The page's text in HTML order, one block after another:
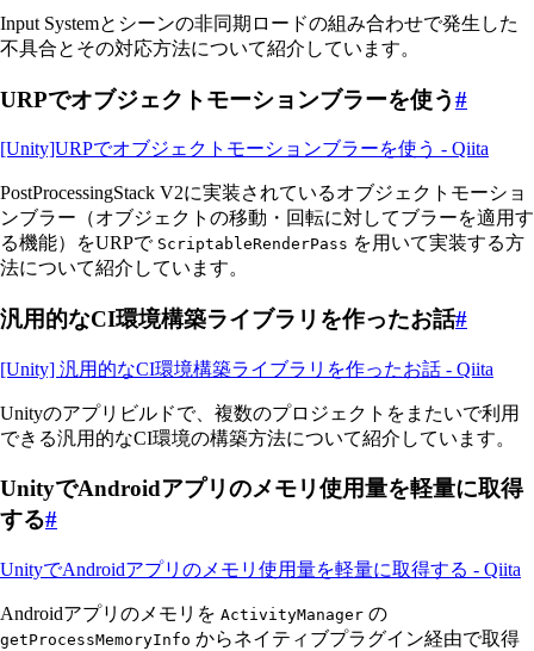
Input Systemとシーンの非同期ロードの組み合わせで発生した
不具合とその対応方法について紹介しています。
URPでオブジェクトモーションブラーを使う#
[Unity]URPでオブジェクトモーションブラーを使う - Qiita
PostProcessingStack V2に実装されているオブジェクトモーショ
ンブラー（オブジェクトの移動・回転に対してブラーを適用す
る機能）をURPで ScriptableRenderPass を用いて実装する方
法について紹介しています。
汎用的なCI環境構築ライブラリを作ったお話#
[Unity] 汎用的なCI環境構築ライブラリを作ったお話 - Qiita
Unityのアプリビルドで、複数のプロジェクトをまたいで利用
できる汎用的なCI環境の構築方法について紹介しています。
UnityでAndroidアプリのメモリ使用量を軽量に取得
する#
UnityでAndroidアプリのメモリ使用量を軽量に取得する - Qiita
Androidアプリのメモリを ActivityManager の
getProcessMemoryInfo からネイティブプラグイン経由で取得